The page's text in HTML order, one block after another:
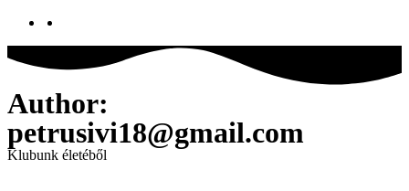
Author:
petrusivi18@gmail.com
Klubunk életéből